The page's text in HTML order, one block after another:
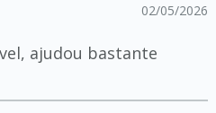
02/05/2026
ajudou bastante